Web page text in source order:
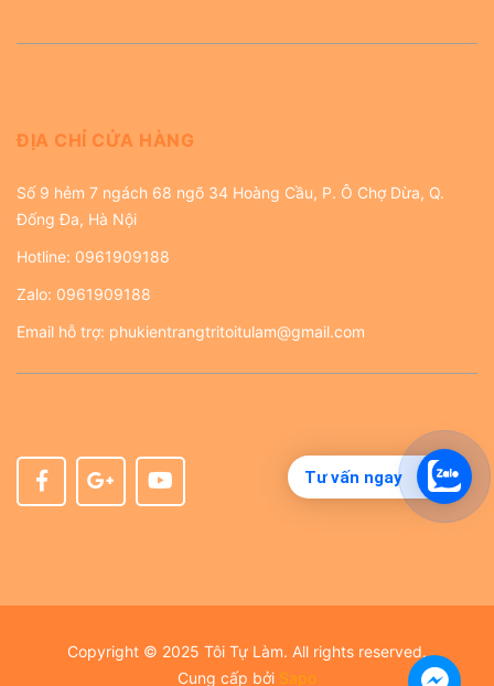
Tư vấn ngay
ĐỊA CHỈ CỬA HÀNG
Số 9 hẻm 7 ngách 68 ngõ 34 Hoàng Cầu, P. Ô Chợ Dừa, Q.
Đống Đa, Hà Nội
Hotline: 0961909188
Zalo: 0961909188
Email hỗ trợ: phukientrangtritoitulam@gmail.com
Copyright © 2025 Tôi Tự Làm. All rights reserved.
Cung cấp bởi Sapo